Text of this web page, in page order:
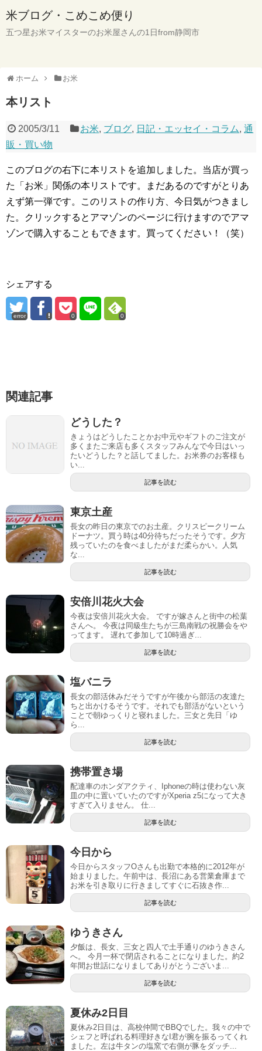
米ブログ・こめこめ便り
五つ星お米マイスターのお米屋さんの1日from静岡市
ホーム お米
本リスト
2005/3/11 お米, ブログ, 日記・エッセイ・コラム,通
販・買い物
このブログの右下に本リストを追加しました。当店が買っ
た「お米」関係の本リストです。まだあるのですがとりあ
えず第一弾です。このリストの作り方、今日気がつきまし
た。クリックするとアマゾンのページに行けますのでアマ
ゾンで購入することもできます。買ってください！（笑）
シェアする
error 0 0
関連記事
どうした？
きょうはどうしたことかお中元やギフトのご注文が
多くまたご来店も多くスタッフみんなで今日はいっ
たいどうした？と話してました。お米券のお客様も
い...
記事を読む
東京土産
長女の昨日の東京でのお土産。クリスピークリーム
ドーナツ。買う時は40分待ちだったそうです。夕方
残っていたのを食べましたがまだ柔らかい。人気
な...
記事を読む
安倍川花火大会
今夜は安倍川花火大会。 ですが嫁さんと街中の松葉
さんへ。 今夜は同級生たちが三島南戦の祝勝会をや
ってます。 遅れて参加して10時過ぎ...
記事を読む
塩バニラ
長女の部活休みだそうですが午後から部活の友達た
ちと出かけるそうです。それでも部活がないという
ことで朝ゆっくりと寝れました。三女と先日「ゆ
ら...
記事を読む
携帯置き場
配達車のホンダアクティ、Iphoneの時は使わない灰
皿の中に置いていたのですがXperia z5になって大き
すぎて入りません。 仕...
記事を読む
今日から
今日からスタッフOさんも出勤で本格的に2012年が
始まりました。午前中は、長沼にある営業倉庫まで
お米を引き取りに行きましてすぐに石抜き作...
記事を読む
ゆうきさん
夕飯は、長女、三女と四人で土手通りのゆうきさん
へ。 今月一杯で閉店されることになりました。約2
年間お世話になりましてありがとうございま...
記事を読む
夏休み2日目
夏休み2日目は、高校仲間でBBQでした。我々の中で
シェフと呼ばれる料理好きなI君が腕を振るってくれ
ました。左は牛タンの塩窯で右側が豚をダッチ...